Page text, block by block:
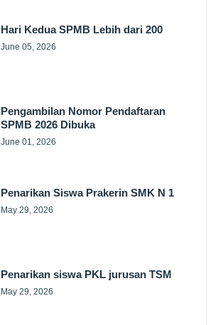
Hari Kedua SPMB Lebih dari 200
June 05, 2026
Pengambilan Nomor Pendaftaran
SPMB 2026 Dibuka
June 01, 2026
Penarikan Siswa Prakerin SMK N 1
May 29, 2026
Penarikan siswa PKL jurusan TSM
May 29, 2026